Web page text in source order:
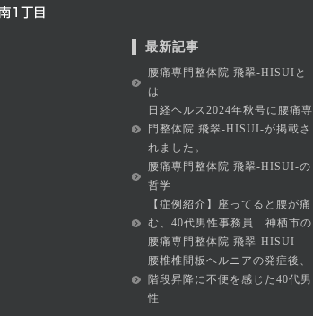
最新記事
腰痛専門整体院 飛翠-HISUIと
は
日経ヘルス2024年秋号に腰痛専
門整体院 飛翠-HISUI-が掲載さ
れました。
腰痛専門整体院 飛翠-HISUI-の
哲学
【症例紹介】座ってると腰が痛
む、40代男性事務員 神栖市の
腰痛専門整体院 飛翠-HISUI-
腰椎椎間板ヘルニアの発症後、
階段昇降に不便を感じた40代男
性